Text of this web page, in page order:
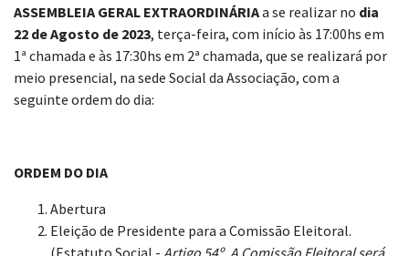
ASSEMBLEIA GERAL EXTRAORDINÁRIAa se realizar no dia
22 de Agosto de 2023, terça-feira, com início às 17:00hs em
1ª chamada e às 17:30hs em 2ª chamada, que se realizará por
meio presencial, na sede Social da Associação, com a
seguinte ordem do dia:
ORDEM DO DIA
Abertura
Eleição de Presidente para a Comissão Eleitoral.
(Estatuto Social - Artigo 54º. A Comissão Eleitoral será